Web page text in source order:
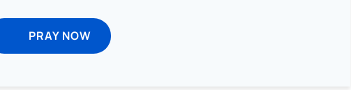
PRAY NOW